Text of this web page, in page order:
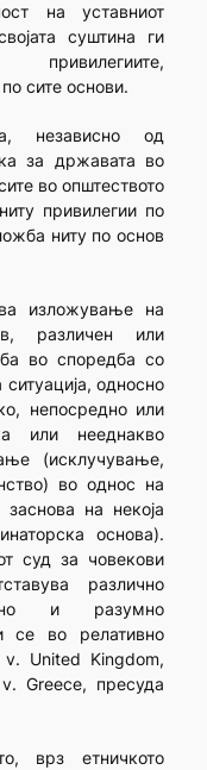
на уставниот
суштина ги
привилегиите,
сите основи.
независно од
за државата во
во општеството
привилегии по
ниту по основ
изложување на
различен или
во споредба со
односно
непосредно или
или нееднакво
(исклучување,
во однос на
на некоја
основа).
суд за човекови
различно
и разумно
се во релативно
v. United Kingdom,
Greece, пресуда
врз етничкото